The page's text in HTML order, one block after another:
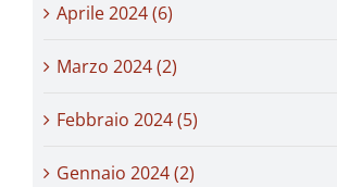
Aprile 2024 (6)
Marzo 2024 (2)
Febbraio 2024 (5)
Gennaio 2024 (2)